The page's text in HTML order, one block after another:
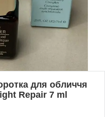
для обличчя
Repair 7 ml